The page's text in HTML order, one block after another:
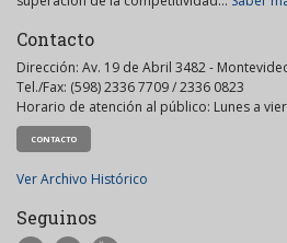
Contacto
Dirección: Av. 19 de Abril 3482 -
Tel./Fax: (598) 2336 7709 / 2336 0823
Horario de atención al público: Lunes a
CONTACTO
Ver Archivo Histórico
Seguinos